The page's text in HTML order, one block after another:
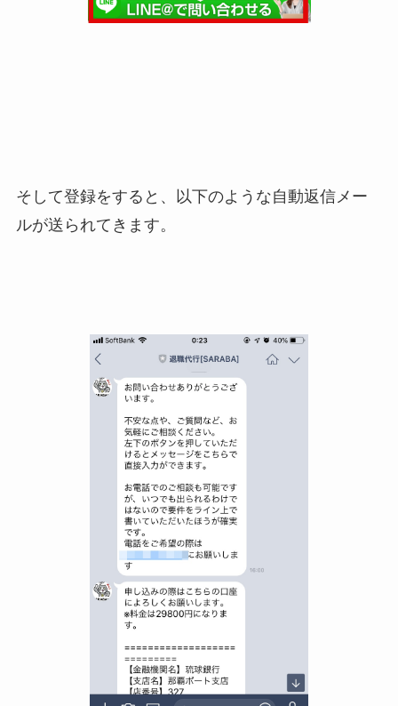
そして登録をすると、以下のような自動返信メー
ルが送られてきます。